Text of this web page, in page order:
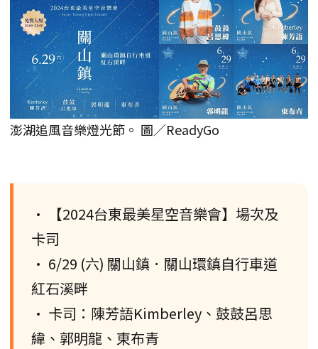
澎湖追風音樂燈光節。 圖／ReadyGo
• 【2024台東最美星空音樂會】場次及
卡司
• 6/29 (六) 關山鎮．關山環鎮自行車道
紅石溪畔
• 卡司：陳芳語Kimberley、鼓鼓呂思
緯、郭明龍、東布青